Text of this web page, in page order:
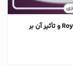
همکاری سواچ و اودمار پیگه؛ بررسی ایده Royal Pop و تأثیر آن بر